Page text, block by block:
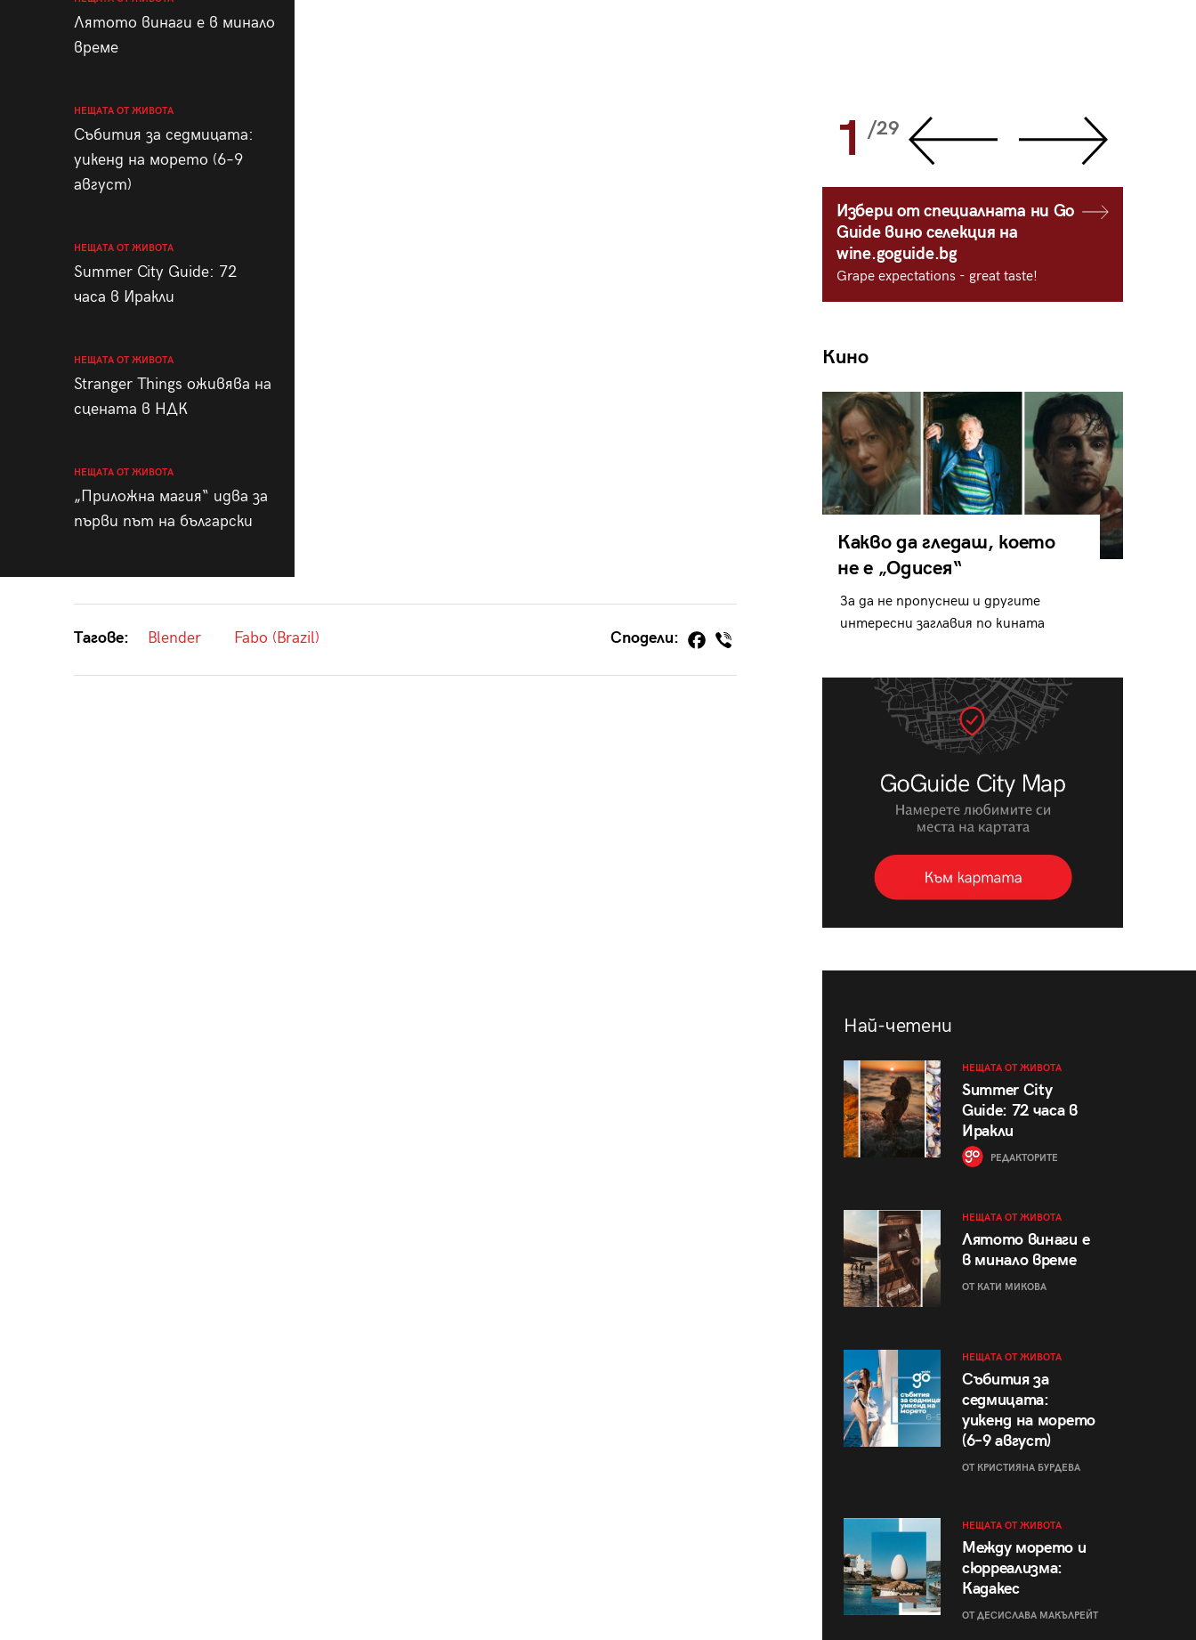
Лятото винаги е в минало
време
НЕЩАТА ОТ ЖИВОТА
Събития за седмицата:
уикенд на морето (6–9
август)
НЕЩАТА ОТ ЖИВОТА
Summer City Guide: 72
часа в Иракли
НЕЩАТА ОТ ЖИВОТА
Stranger Things оживява на
сцената в НДК
НЕЩАТА ОТ ЖИВОТА
„Приложна магия“ идва за
първи път на български
Тагове: Blender Fabo (Brazil) Сподели:
28 1 /29
Избери от специалната ни Go
Guide вино селекция на
wine.goguide.bg
Grape expectations - great taste!
Кино
Какво да гледаш, което
не е „Одисея“
За да не пропуснеш и другите
интересни заглавия по кината
Най-четени
НЕЩАТА ОТ ЖИВОТА
Summer City
Guide: 72 часа в
Иракли
РЕДАКТОРИТЕ
НЕЩАТА ОТ ЖИВОТА
Лятото винаги е
в минало време
ОТ КАТИ МИКОВА
НЕЩАТА ОТ ЖИВОТА
Събития за
седмицата:
уикенд на морето
(6–9 август)
ОТ КРИСТИЯНА БУРДЕВА
НЕЩАТА ОТ ЖИВОТА
Между морето и
сюрреализма:
Кадакес
ОТ ДЕСИСЛАВА МАКЪЛРЕЙТ